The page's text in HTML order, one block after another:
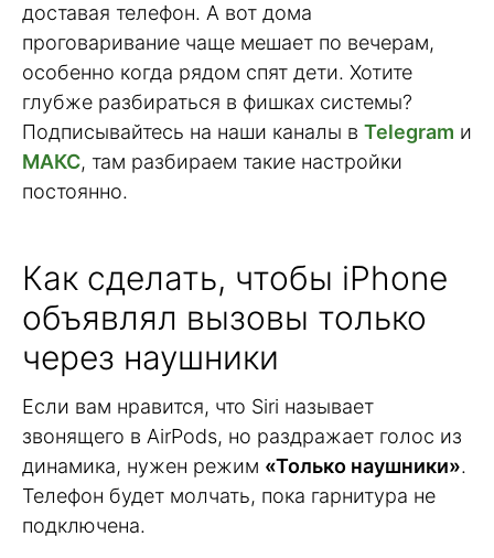
доставая телефон. А вот дома
проговаривание чаще мешает по вечерам,
особенно когда рядом спят дети. Хотите
глубже разбираться в фишках системы?
Подписывайтесь на наши каналы в Telegram и
МАКС, там разбираем такие настройки
постоянно.
Как сделать, чтобы iPhone
объявлял вызовы только
через наушники
Если вам нравится, что Siri называет
звонящего в AirPods, но раздражает голос из
динамика, нужен режим «Только наушники».
Телефон будет молчать, пока гарнитура не
подключена.